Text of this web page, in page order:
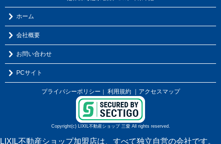
ホーム
会社概要
お問い合わせ
PCサイト
プライバシーポリシー 利用規約 ｜アクセスマップ
Copyright(c) LIXIL不動産ショップ 三愛 All rights reserved.
LIXIL不動産ショップ加盟店は、すべて独立自営の会社です。